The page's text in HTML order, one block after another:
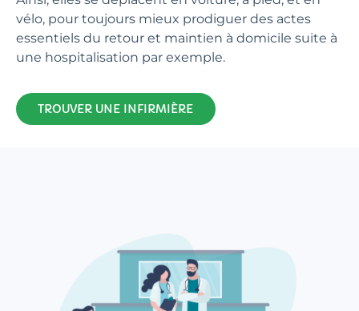
vélo, pour toujours mieux prodiguer des actes
essentiels du retour et maintien à domicile suite à
une hospitalisation par exemple.
TROUVER UNE INFIRMIÈRE